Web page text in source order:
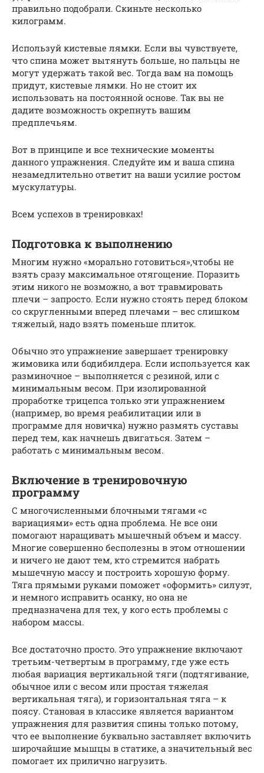
правильно подобрали. Скиньте несколько
килограмм.
Используй кистевые лямки. Если вы чувствуете,
что спина может вытянуть больше, но пальцы не
могут удержать такой вес. Тогда вам на помощь
придут, кистевые лямки. Но не стоит их
использовать на постоянной основе. Так вы не
дадите возможность окрепнуть вашим
предплечьям.
Вот в принципе и все технические моменты
данного упражнения. Следуйте им и ваша спина
незамедлительно ответит на ваши усилие ростом
мускулатуры.
Всем успехов в тренировках!
Подготовка к выполнению
Многим нужно «морально готовиться»,чтобы не
взять сразу максимальное отягощение. Поразить
этим никого не возможно, а вот травмировать
плечи – запросто. Если нужно стоять перед блоком
со скругленными вперед плечами – вес слишком
тяжелый, надо взять поменьше плиток.
Обычно это упражнение завершает тренировку
жимовика или бодибилдера. Если используется как
разминочное – выполняется с резиной, или с
минимальным весом. При изолированной
проработке трицепса только эти упражнением
(например, во время реабилитации или в
программе для новичка) нужно размять суставы
перед тем, как начнешь двигаться. Затем –
работать с минимальным весом.
Включение в тренировочную
программу
С многочисленными блочными тягами «с
вариациями» есть одна проблема. Не все они
помогают наращивать мышечный объем и массу.
Многие совершенно бесполезны в этом отношении
и ничего не дают тем, кто стремится набрать
мышечную массу и построить хорошую форму.
Тяга прямыми руками поможет «оформить» силуэт,
и немного исправить осанку, но она не
предназначена для тех, у кого есть проблемы с
набором массы.
Все достаточно просто. Это упражнение включают
третьим-четвертым в программу, где уже есть
любая вариация вертикальной тяги (подтягивание,
обычное или с весом или простая тяжелая
вертикальная тяга), и горизонтальная тяга – к
поясу. Становая в классике является вариантом
упражнения для развития спины только потому,
что ее выполнение буквально заставляет включить
широчайшие мышцы в статике, а значительный вес
помогает их прилично нагрузить.